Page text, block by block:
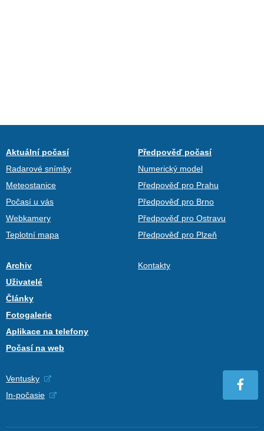
Aktuální počasí
Radarové snímky
Meteostanice
Počasí u vás
Webkamery
Teplotní mapa
Předpověď počasí
Numerický model
Předpověď pro Prahu
Předpověď pro Brno
Předpověď pro Ostravu
Předpověď pro Plzeň
Archiv
Uživatelé
Články
Fotogalerie
Aplikace na telefony
Počasí na web
Kontakty
Ventusky
In-počasie